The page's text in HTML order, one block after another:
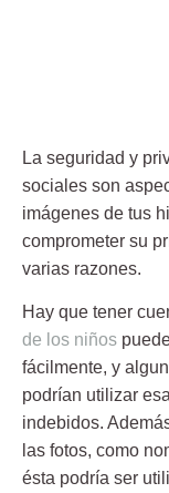
La seguridad y
sociales son
imágenes de tus
comprometer su
varias razones.
Hay que tener
de los niños
fácilmente, y
podrían utilizar
indebidos.
las fotos, como
ésta podría ser